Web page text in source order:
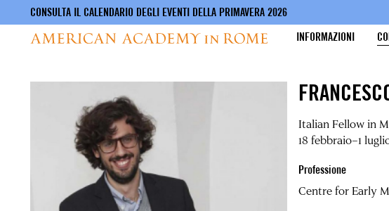
CONSULTA IL CALENDARIO DEGLI EVENTI DELLA PRIMAVERA 2026
INFORMAZIONI
Italian Fellow in
18 febbraio–1
Professione
Centre for Early